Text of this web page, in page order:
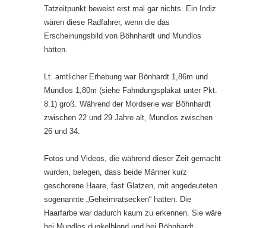
Tatzeitpunkt beweist erst mal gar nichts. Ein Indiz
wären diese Radfahrer, wenn die das
Erscheinungsbild von Böhnhardt und Mundlos
hätten.
Lt. amtlicher Erhebung war Bönhardt 1,86m und
Mundlos 1,80m (siehe Fahndungsplakat unter Pkt.
8.1) groß. Während der Mordserie war Böhnhardt
zwischen 22 und 29 Jahre alt, Mundlos zwischen
26 und 34.
Fotos und Videos, die während dieser Zeit gemacht
wurden, belegen, dass beide Männer kurz
geschorene Haare, fast Glatzen, mit angedeuteten
sogenannte „Geheimratsecken“ hatten. Die
Haarfarbe war dadurch kaum zu erkennen. Sie wäre